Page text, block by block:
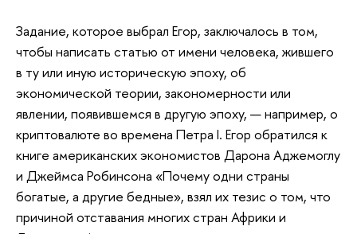
Задание, которое выбрал Егор, заключалось в том,
чтобы написать статью от имени человека, жившего
в ту или иную историческую эпоху, об
экономической теории, закономерности или
явлении, появившемся в другую эпоху, — например, о
криптовалюте во времена Петра I. Егор обратился к
книге американских экономистов Дарона Аджемоглу
и Джеймса Робинсона «Почему одни страны
богатые, а другие бедные», взял их тезис о том, что
причиной отставания многих стран Африки и